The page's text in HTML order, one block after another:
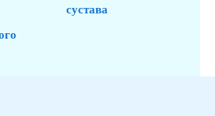
сустава